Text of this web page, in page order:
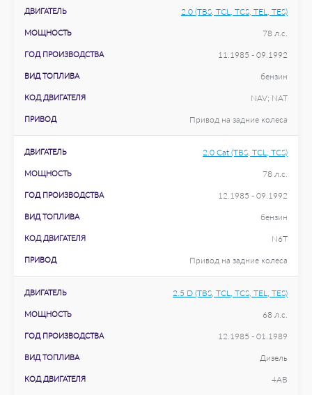
ДВИГАТЕЛЬ 2.0 (TBS, TCL, TCS, TEL, TES)
МОЩНОСТЬ 78 л.с.
ГОД ПРОИЗВОДСТВА 11.1985 - 09.1992
ВИД ТОПЛИВА бензин
КОД ДВИГАТЕЛЯ NAV; NAT
ПРИВОД Привод на задние колеса
ДВИГАТЕЛЬ 2.0 Cat (TBS, TCL, TCS)
МОЩНОСТЬ 78 л.с.
ГОД ПРОИЗВОДСТВА 12.1985 - 09.1992
ВИД ТОПЛИВА бензин
КОД ДВИГАТЕЛЯ N6T
ПРИВОД Привод на задние колеса
ДВИГАТЕЛЬ 2.5 D (TBS, TCL, TCS, TEL, TES)
МОЩНОСТЬ 68 л.с.
ГОД ПРОИЗВОДСТВА 12.1985 - 01.1989
ВИД ТОПЛИВА Дизель
КОД ДВИГАТЕЛЯ 4AB